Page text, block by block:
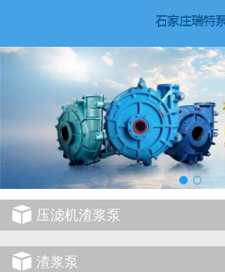
压滤机渣浆泵
渣浆泵